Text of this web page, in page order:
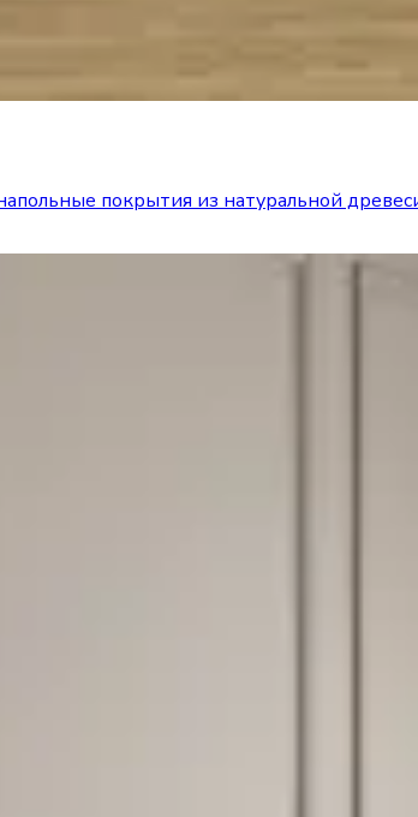
покрытия из натуральной